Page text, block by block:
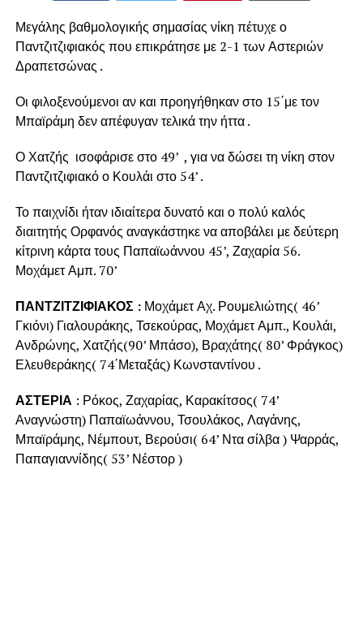
Μεγάλης βαθμολογικής σημασίας νίκη πέτυχε ο
Παντζιτζιφιακός που επικράτησε με 2-1 των Αστεριών
Δραπετσώνας .
Οι φιλοξενούμενοι αν και προηγήθηκαν στο 15΄με τον
Μπαϊράμη δεν απέφυγαν τελικά την ήττα .
Ο Χατζής ισοφάρισε στο 49’ , για να δώσει τη νίκη στον
Παντζιτζιφιακό ο Κουλάι στο 54’ .
Το παιχνίδι ήταν ιδιαίτερα δυνατό και ο πολύ καλός
διαιτητής Ορφανός αναγκάστηκε να αποβάλει με δεύτερη
κίτρινη κάρτα τους Παπαϊωάννου 45’, Ζαχαρία 56.
Μοχάμετ Αμπ. 70’
ΠΑΝΤΖΙΤΖΙΦΙΑΚΟΣ :Μοχάμετ Αχ. Ρουμελιώτης( 46’
Γκιόνι) Γιαλουράκης, Τσεκούρας, Μοχάμετ Αμπ., Κουλάι,
Ανδρώνης, Χατζής(90’ Μπάσο), Βραχάτης( 80’ Φράγκος)
Ελευθεράκης( 74΄Μεταξάς) Κωνσταντίνου .
ΑΣΤΕΡΙΑ : Ρόκος, Ζαχαρίας, Καρακίτσος( 74’
Αναγνώστη) Παπαϊωάννου, Τσουλάκος, Λαγάνης,
Μπαϊράμης, Νέμπουτ, Βερούσι( 64’ Ντα σίλβα ) Ψαρράς,
Παπαγιαννίδης( 53’ Νέστορ )